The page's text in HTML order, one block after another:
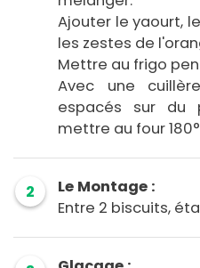
Ajouter le yaourt,
les zestes de
Mettre au frigo
Avec une
espacés sur du
mettre au four
2
Le Montage :
Entre 2 biscuits,